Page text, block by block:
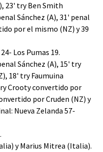
23' try Ben Smith
Sánchez (A), 31' penal
por el mismo (NZ) y 39
Los Pumas 19.
Sánchez (A), 15' try
18' try Faumuina
Crooty convertido por
por Cruden (NZ) y
Nueva Zelanda 57-
y Marius Mitrea (Italia).